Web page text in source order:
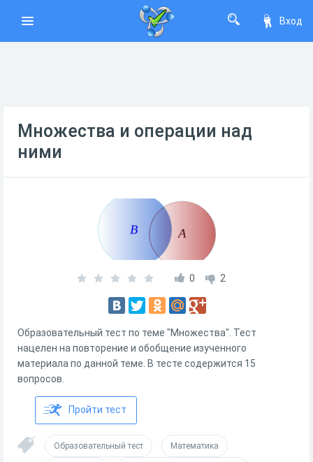
Вход
Множества и операции над
ними
0 2
Образовательный тест по теме "Множества". Тест
нацелен на повторение и обобщение изученного
материала по данной теме. В тесте содержится 15
вопросов.
Пройти тест
Образовательный тест Математика